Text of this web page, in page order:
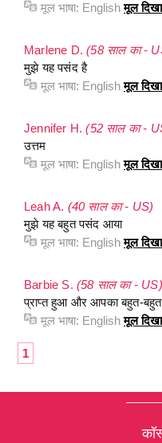
मूल भाषा: English मूल
Marlene D.(58 साल का -
मुझे यह पसंद है
मूल भाषा: English मूल
Jennifer H.(52 साल का -
उत्तम
मूल भाषा: English मूल
Leah A. (40 साल का - US)
मुझे यह बहुत पसंद आया
मूल भाषा: English मूल
Barbie S. (58 साल का - US)
प्राप्त हुआ और आपका बहुत-बहुत
मूल भाषा: English मूल
1